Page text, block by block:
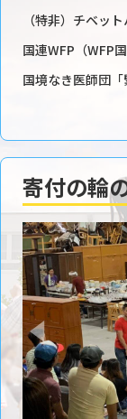
（特非）チベッ
国連WFP（WFP
国境なき医師団
寄付の輪